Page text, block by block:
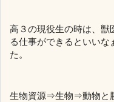
高３の現役生の時は、獣
る仕事ができるといいな
た。
生物資源⇒生物⇒動物と